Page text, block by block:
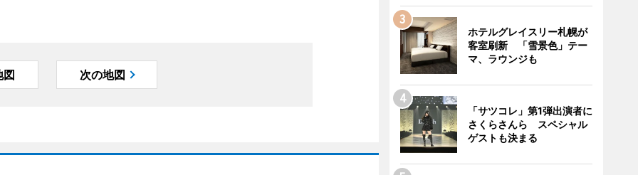
図 次の地図
ホテルグレイスリー札幌が
客室刷新 「雪景色」テー
マ、ラウンジも
「サツコレ」第1弾出演者に
さくらさんら スペシャル
ゲストも決まる